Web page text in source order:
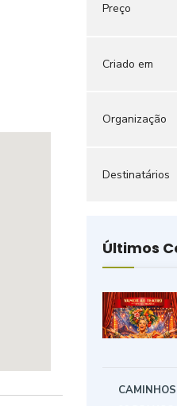
Preço
Criado em
Organização
Destinatários
Últimos